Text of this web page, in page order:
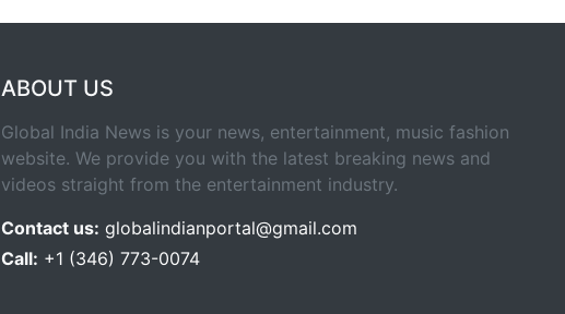
ABOUT US
Global India News is your news, entertainment, music fashion
website. We provide you with the latest breaking news and
videos straight from the entertainment industry.
Contact us: globalindianportal@gmail.com
Call: +1 (346) 773-0074